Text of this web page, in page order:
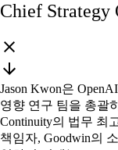
Chief
Jason Kwon은
영향 연구 팀을 총괄
Continuity의 법무 최
책임자, Goodwin의